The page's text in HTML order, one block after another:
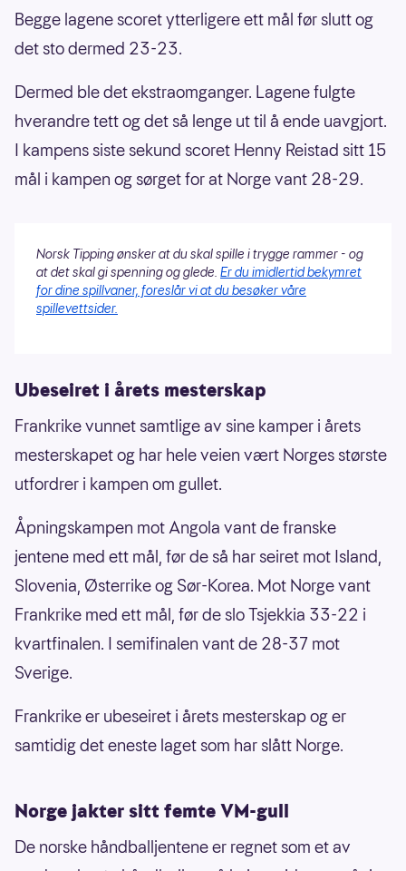
Begge lagene scoret ytterligere ett mål før slutt og
det sto dermed 23-23.
Dermed ble det ekstraomganger. Lagene fulgte
hverandre tett og det så lenge ut til å ende uavgjort.
I kampens siste sekund scoret Henny Reistad sitt 15
mål i kampen og sørget for at Norge vant 28-29.
Norsk Tipping ønsker at du skal spille i trygge rammer - og
at det skal gi spenning og glede. Er du imidlertid bekymret
for dine spillvaner, foreslår vi at du besøker våre
spillevettsider.
Ubeseiret i årets mesterskap
Frankrike vunnet samtlige av sine kamper i årets
mesterskapet og har hele veien vært Norges største
utfordrer i kampen om gullet.
Åpningskampen mot Angola vant de franske
jentene med ett mål, før de så har seiret mot Island,
Slovenia, Østerrike og Sør-Korea. Mot Norge vant
Frankrike med ett mål, før de slo Tsjekkia 33-22 i
kvartfinalen. I semifinalen vant de 28-37 mot
Sverige.
Frankrike er ubeseiret i årets mesterskap og er
samtidig det eneste laget som har slått Norge.
Norge jakter sitt femte VM-gull
De norske håndballjentene er regnet som et av